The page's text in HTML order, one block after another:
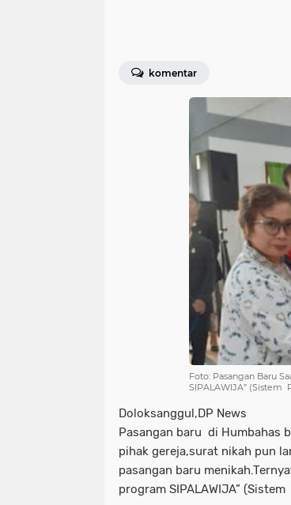
komentar
Foto: Pasangan Baru
SIPALAWIJA” (Sistem
Doloksanggul,DP News
Pasangan baru di Humbahas
pihak gereja,surat nikah pun
pasangan baru
program SIPALAWIJA”